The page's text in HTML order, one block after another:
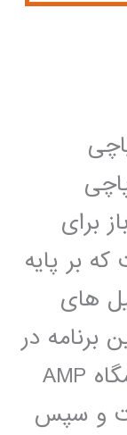
برای
بر پایه
های
در
ابتدا در سال 2009 در آزمایشگاه AMP
یافت و سپس